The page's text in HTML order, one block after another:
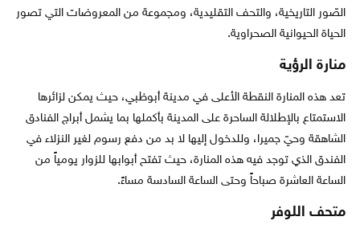
الصّور التاريخية، والتحف التقليدية، ومجموعة من المعروضات التي تصور
الحياة الحيوانية الصحراوية.
منارة الرؤية
تعد هذه المنارة النقطة الأعلى في مدينة أبوظبي، حيث يمكن لزائرها
الاستمتاع بالإطلالة الساحرة على المدينة بأكملها بما يشمل أبراج الفنادق
الشاهقة وحيّ جميرا، وللدخول إليها لا بد من دفع رسوم لغير النزلاء في
الفندق الذي توجد فيه هذه المنارة، حيث تفتح أبوابها للزوار يومياً من
الساعة العاشرة صباحاً وحتى الساعة السادسة مساءً.
متحف اللوفر